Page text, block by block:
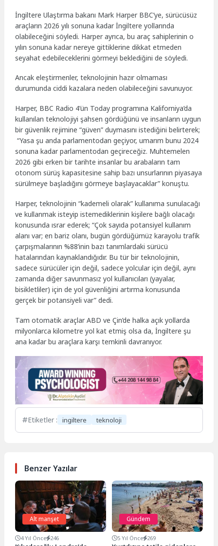
İngiltere Ulaştırma bakanı Mark Harper BBC’ye, sürücüsüz
araçların 2026 yılı sonuna kadar İngiltere yollarında
olabileceğini söyledi. Harper ayrıca, bu araç sahiplerinin o
yılın sonuna kadar nereye gittiklerine dikkat etmeden
seyahat edebileceklerini görmeyi beklediğini de söyledi.
Ancak eleştirmenler, teknolojinin hazır olmaması
durumunda ciddi kazalara neden olabileceğini savunuyor.
Harper, BBC Radio 4’ün Today programına Kaliforniya’da
kullanılan teknolojiyi şahsen gördüğünü ve insanların uygun
bir güvenlik rejimine “güven” duymasını istediğini belirterek;
“Yasa şu anda parlamentodan geçiyor, umarım bunu 2024
sonuna kadar parlamentodan geçireceğiz. Muhtemelen
2026 gibi erken bir tarihte insanlar bu arabaların tam
otonom sürüş kapasitesine sahip bazı unsurlarının piyasaya
sürülmeye başladığını görmeye başlayacaklar” konuştu.
Harper, teknolojinin “kademeli olarak” kullanıma sunulacağı
ve kullanmak isteyip istemediklerinin kişilere bağlı olacağı
konusunda ısrar ederek; “Çok sayıda potansiyel kullanım
alanı var; en bariz olanı, bugün gördüğümüz karayolu trafik
çarpışmalarının %88’inin bazı tanımlardaki sürücü
hatalarından kaynaklandığıdır. Bu tür bir teknolojinin,
sadece sürücüler için değil, sadece yolcular için değil, aynı
zamanda diğer savunmasız yol kullanıcıları (yayalar,
bisikletliler) için de yol güvenliğini artırma konusunda
gerçek bir potansiyeli var” dedi.
Tam otomatik araçlar ABD ve Çin’de halka açık yollarda
milyonlarca kilometre yol kat etmiş olsa da, İngiltere şu
ana kadar bu araçlara karşı temkinli davranıyor.
Etiketler : ingiltere teknoloji
Benzer Yazılar
Alt manşet
4 Yıl Önce 246
Gündem
5 Yıl Önce 269